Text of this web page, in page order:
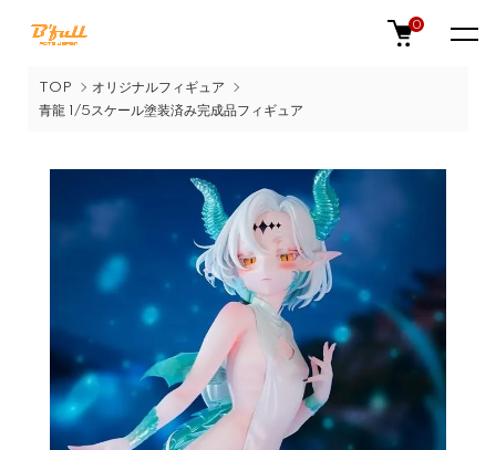
0
TOP
オリジナルフィギュア
青龍 1/5スケール塗装済み完成品フィギュア